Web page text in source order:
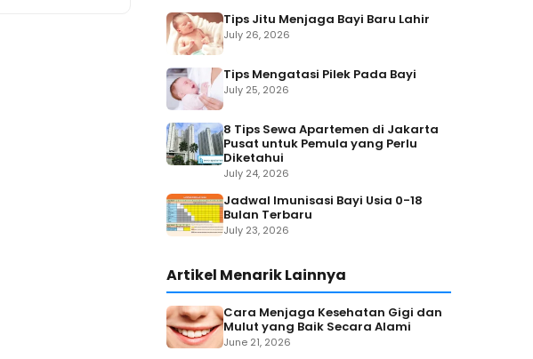
Tips Jitu Menjaga Bayi Baru Lahir
July 26, 2026
Tips Mengatasi Pilek Pada Bayi
July 25, 2026
8 Tips Sewa Apartemen di Jakarta
Pusat untuk Pemula yang Perlu
Diketahui
July 24, 2026
Jadwal Imunisasi Bayi Usia 0-18
Bulan Terbaru
July 23, 2026
Artikel Menarik Lainnya
Cara Menjaga Kesehatan Gigi dan
Mulut yang Baik Secara Alami
June 21, 2026